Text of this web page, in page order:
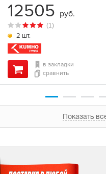
2 шт.
(1)
в закладки
сравнить
12505 руб.
Показать